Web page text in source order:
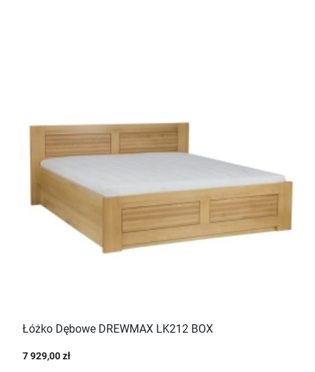
Łóżko Dębowe DREWMAX LK212 BOX
7 929,00 zł